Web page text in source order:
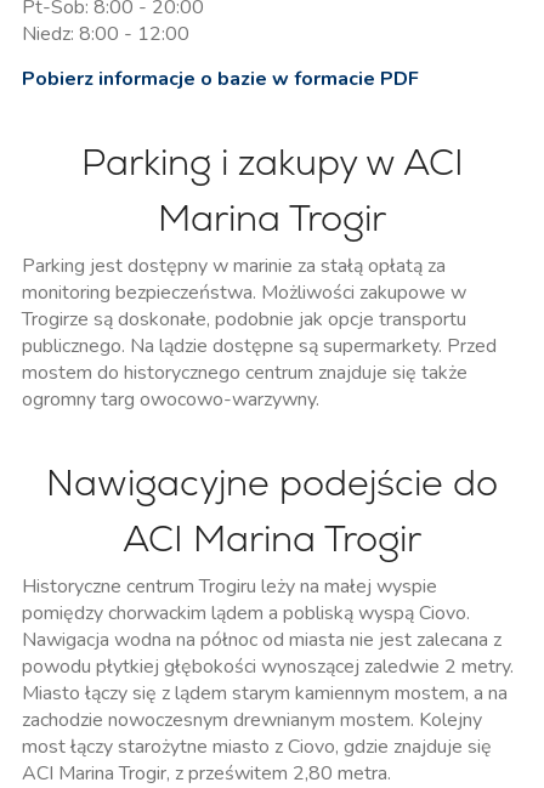
Pt-Sob: 8:00 - 20:00
Niedz: 8:00 - 12:00
Pobierz informacje o bazie w formacie PDF
Parking i zakupy w ACI
Marina Trogir
Parking jest dostępny w marinie za stałą opłatą za
monitoring bezpieczeństwa. Możliwości zakupowe w
Trogirze są doskonałe, podobnie jak opcje transportu
publicznego. Na lądzie dostępne są supermarkety. Przed
mostem do historycznego centrum znajduje się także
ogromny targ owocowo-warzywny.
Nawigacyjne podejście do
ACI Marina Trogir
Historyczne centrum Trogiru leży na małej wyspie
pomiędzy chorwackim lądem a pobliską wyspą Ciovo.
Nawigacja wodna na północ od miasta nie jest zalecana z
powodu płytkiej głębokości wynoszącej zaledwie 2 metry.
Miasto łączy się z lądem starym kamiennym mostem, a na
zachodzie nowoczesnym drewnianym mostem. Kolejny
most łączy starożytne miasto z Ciovo, gdzie znajduje się
ACI Marina Trogir, z prześwitem 2,80 metra.